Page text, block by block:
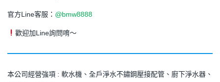
官方Line客服： @bmw8888
歡迎加Line詢問唷～
本公司經營強項 : 軟水機、全戶淨水不鏽鋼壓接配管、廚下淨水器、